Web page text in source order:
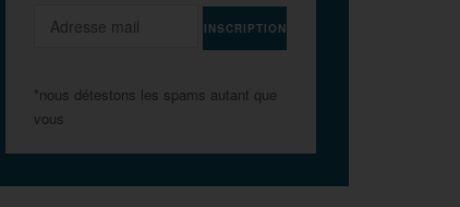
*nous détestons les spams autant que
vous